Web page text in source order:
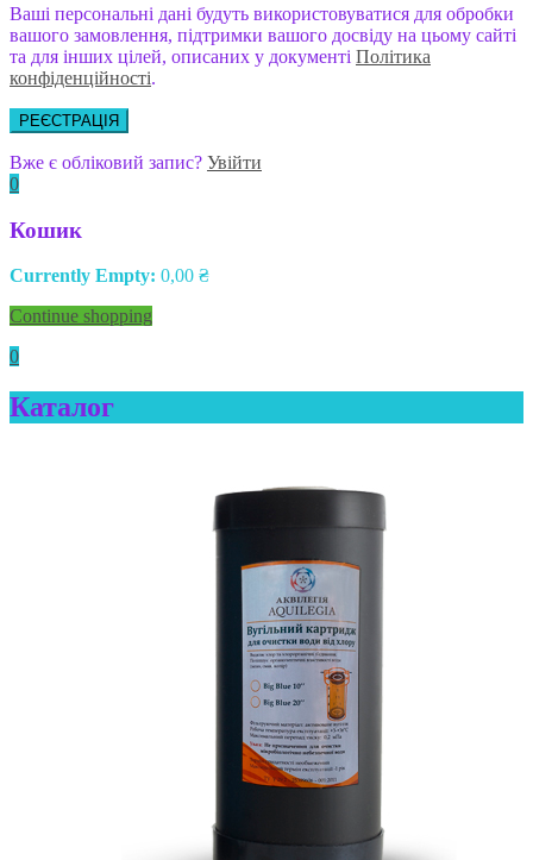
Ваші персональні дані будуть використовуватися для обробки
вашого замовлення, підтримки вашого досвіду на цьому сайті
та для інших цілей, описаних у документі Політика
конфіденційності.
РЕЄСТРАЦІЯ
Вже є обліковий запис? Увійти
0
Кошик
Currently Empty: 0,00 ₴
Continue shopping
0
Каталог